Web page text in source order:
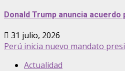
Donald Trump anuncia
31 julio, 2026
Perú inicia nuevo mandato
Actualidad